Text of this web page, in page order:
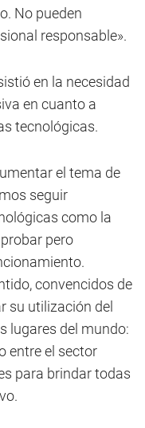
No pueden
responsable».
en la necesidad
en cuanto a
tecnológicas.
el tema de
seguir
como la
pero
convencidos de
su utilización del
lugares del mundo:
entre el sector
para brindar todas